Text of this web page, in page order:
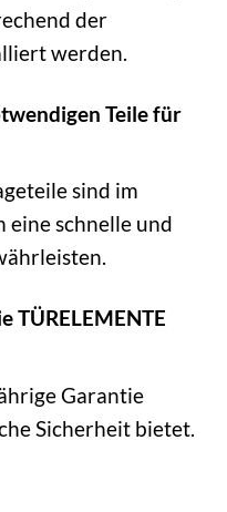
der
werden.
Teile für
sind im
eine schnelle und
TÜRELEMENTE
Garantie
Sicherheit bietet.